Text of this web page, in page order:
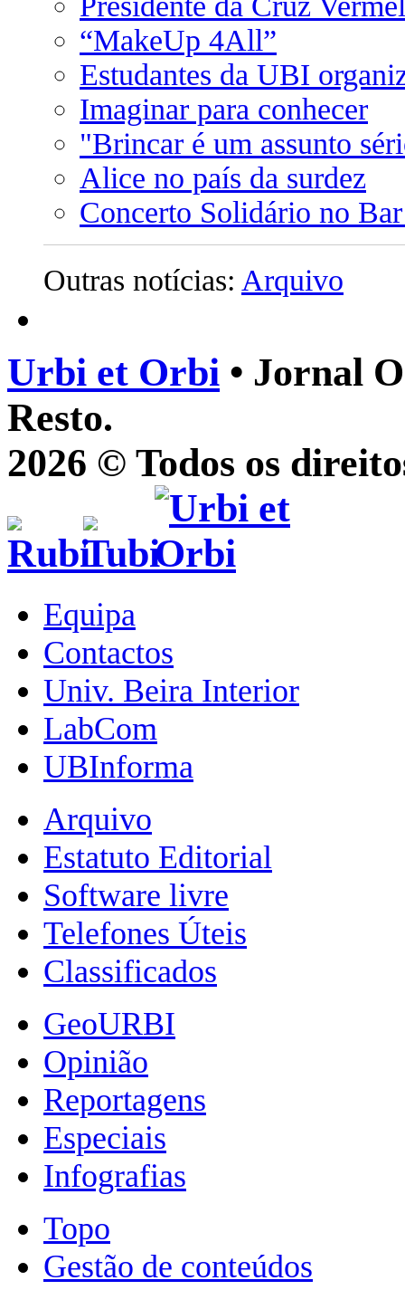
“MakeUp 4All”
Estudantes da UBI
Imaginar para conhecer
"Brincar é um assunto
Alice no país da surdez
Concerto Solidário no
Outras notícias: Arquivo
Urbi et Orbi • Jornal
Resto.
2026 © Todos os
Equipa
Contactos
Univ. Beira Interior
LabCom
UBInforma
Arquivo
Estatuto Editorial
Software livre
Telefones Úteis
Classificados
GeoURBI
Opinião
Reportagens
Especiais
Infografias
Topo
Gestão de conteúdos